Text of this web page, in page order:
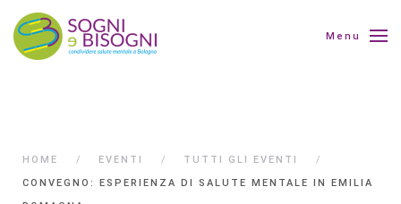
Menu
HOME EVENTI
TUTTI GLI EVENTI
CONVEGNO: ESPERIENZA DI SALUTE MENTALE IN EMILIA